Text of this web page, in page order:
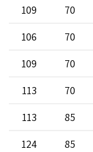
70
109
70
106
70
109
70
113
85
113
85
124